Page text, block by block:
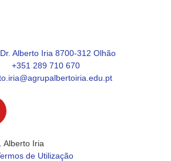
Alberto Iria 8700-312 Olhão
+351 289 710 670
Alberto Iria
de Utilização